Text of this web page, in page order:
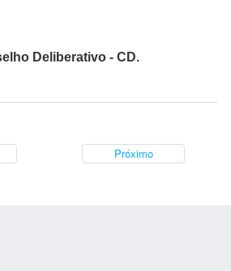
Deliberativo - CD.
Próximo